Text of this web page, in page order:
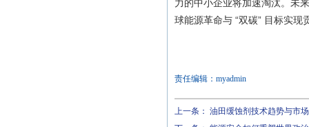
力的中小企业将加速淘汰。未
球能源革命与 “双碳” 目标实现
责任编辑：myadmin
上一条： 油田缓蚀剂技术趋势与市